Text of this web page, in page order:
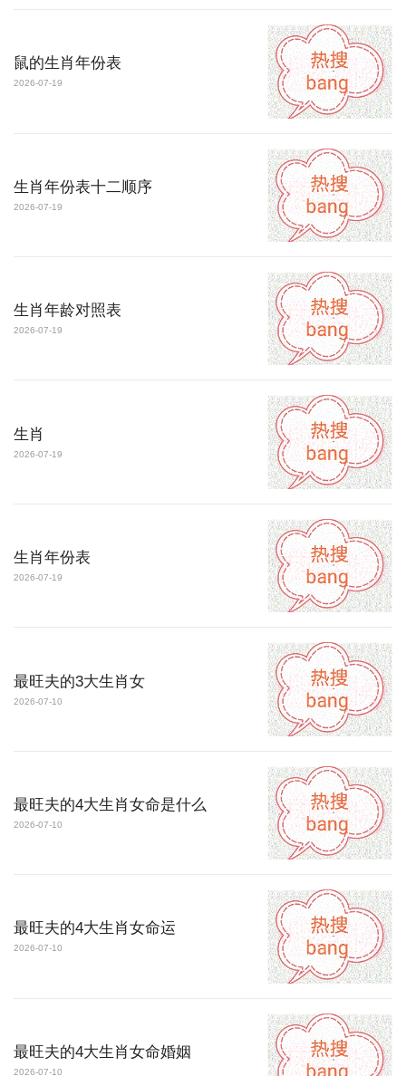
鼠的生肖年份表
2026-07-19
生肖年份表十二顺序
2026-07-19
生肖年龄对照表
2026-07-19
生肖
2026-07-19
生肖年份表
2026-07-19
最旺夫的3大生肖女
2026-07-10
最旺夫的4大生肖女命是什么
2026-07-10
最旺夫的4大生肖女命运
2026-07-10
最旺夫的4大生肖女命婚姻
2026-07-10